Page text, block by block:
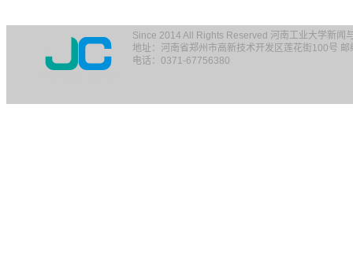
Since 2014 All Rights Reserved 河南工业大学新闻
地址：河南省郑州市高新技术开发区莲花街100号
电话：0371-67756380